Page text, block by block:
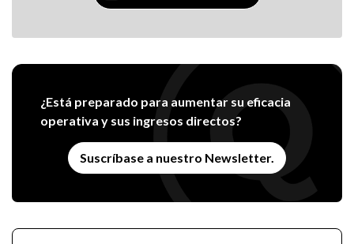
¿Está preparado para aumentar su eficacia
operativa y sus ingresos directos?
Suscríbase a nuestro Newsletter.